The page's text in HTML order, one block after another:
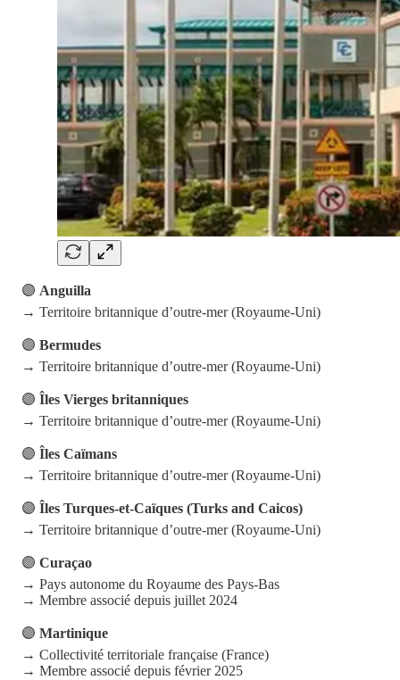
🟣 Anguilla
→ Territoire britannique d’outre-mer (Royaume-Uni)
🟣 Bermudes
→ Territoire britannique d’outre-mer (Royaume-Uni)
🟣 Îles Vierges britanniques
→ Territoire britannique d’outre-mer (Royaume-Uni)
🟣 Îles Caïmans
→ Territoire britannique d’outre-mer (Royaume-Uni)
🟣 Îles Turques-et-Caïques (Turks and Caicos)
→ Territoire britannique d’outre-mer (Royaume-Uni)
🟣 Curaçao
→ Pays autonome du Royaume des Pays-Bas
→ Membre associé depuis juillet 2024
🟣 Martinique
→ Collectivité territoriale française (France)
→ Membre associé depuis février 2025